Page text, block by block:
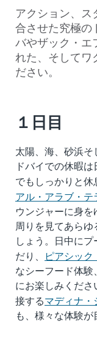
アクション、
合させた究極の
バやザック・エ
れた、そしてワ
ださい。
１日目
太陽、海、砂浜そ
ドバイでの休暇
でもしっかりと休
アル・アラブ・テ
ウンジャーに身を
周りを見てあら
しょう。日中に
だり、 ピアシック
なシーフード体
にお楽しみくだ
接するマディナ・
も、様々な体験が